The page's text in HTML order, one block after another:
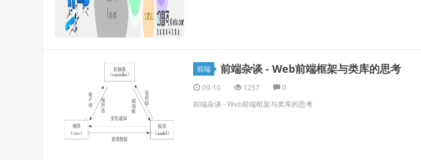
前端 前端杂谈 - Web前端框架与类库的思考
09-10 1257
0
前端杂谈 - Web前端框架与类库的思考